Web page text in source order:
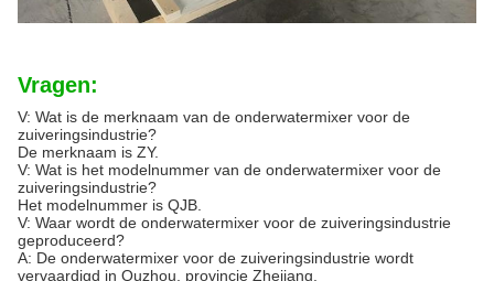
Vragen:
V: Wat is de merknaam van de onderwatermixer voor de
zuiveringsindustrie?
De merknaam is ZY.
V: Wat is het modelnummer van de onderwatermixer voor de
zuiveringsindustrie?
Het modelnummer is QJB.
V: Waar wordt de onderwatermixer voor de zuiveringsindustrie
geproduceerd?
A: De onderwatermixer voor de zuiveringsindustrie wordt
vervaardigd in Quzhou, provincie Zhejiang.